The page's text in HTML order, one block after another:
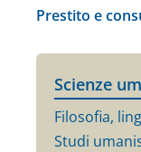
Scienze
Filosofia,
Studi
Prestito e